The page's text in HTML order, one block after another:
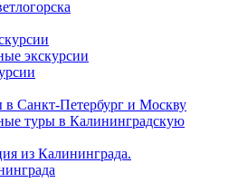
экскурсии
Санкт-Петербург и Москву
туры в Калининградскую
из Калининграда.